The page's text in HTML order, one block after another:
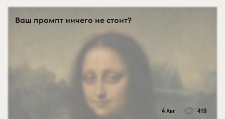
Ваш промпт ничего не стоит?
4 Авг 419